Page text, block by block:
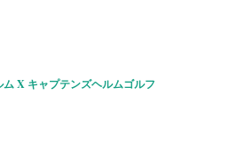
X キャプテンズヘルムゴルフ